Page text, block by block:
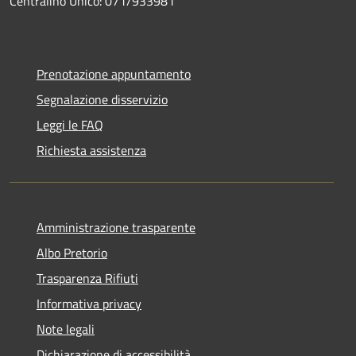
Prenotazione appuntamento
Segnalazione disservizio
Leggi le FAQ
Richiesta assistenza
Amministrazione trasparente
Albo Pretorio
Trasparenza Rifiuti
Informativa privacy
Note legali